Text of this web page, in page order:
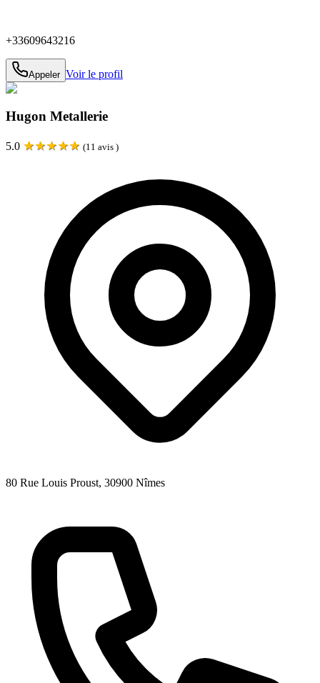
+33609643216
Appeler Voir le profil
Hugon Metallerie
5.0 ★★★★★ (11 avis )
80 Rue Louis Proust, 30900 Nîmes